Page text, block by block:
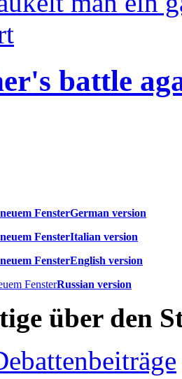
battle
German version
Italian version
English version
Russian version
über den